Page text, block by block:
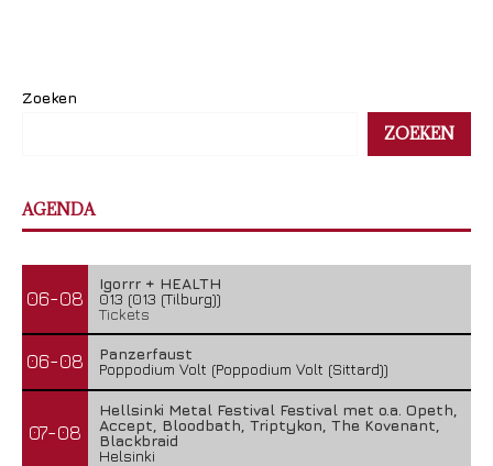
Zoeken
ZOEKEN
AGENDA
06-08
Igorrr + HEALTH
013 (013 (Tilburg))
Tickets
06-08
Panzerfaust
Poppodium Volt (Poppodium Volt (Sittard))
07-08
Hellsinki Metal Festival Festival met o.a. Opeth,
Accept, Bloodbath, Triptykon, The Kovenant,
Blackbraid
Helsinki